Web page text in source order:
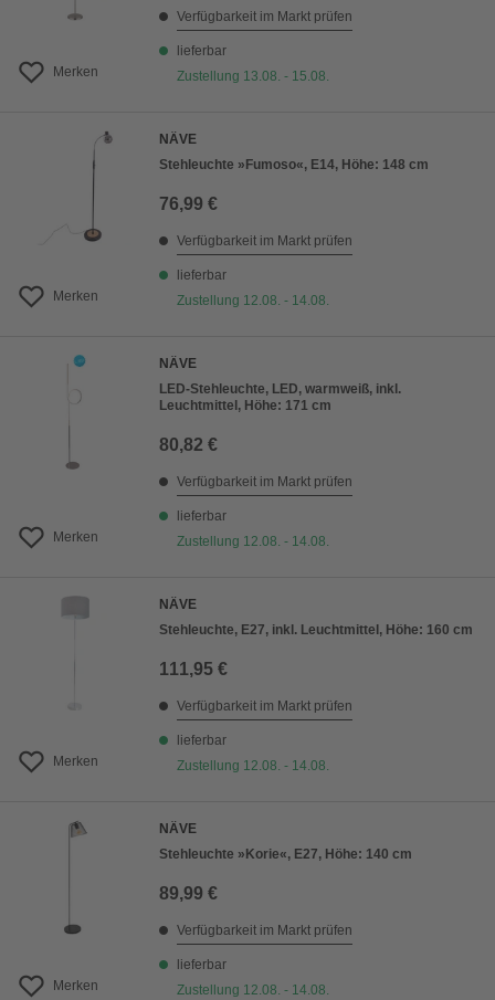
Merken
Verfügbarkeit im Markt prüfen
lieferbar
Zustellung 13.08. - 15.08.
Merken
NÄVE
Stehleuchte »Fumoso«, E14, Höhe: 148 cm
76,99 €
Verfügbarkeit im Markt prüfen
lieferbar
Zustellung 12.08. - 14.08.
Merken
NÄVE
LED-Stehleuchte, LED, warmweiß, inkl.
Leuchtmittel, Höhe: 171 cm
80,82 €
Verfügbarkeit im Markt prüfen
lieferbar
Zustellung 12.08. - 14.08.
Merken
NÄVE
Stehleuchte, E27, inkl. Leuchtmittel, Höhe: 160 cm
111,95 €
Verfügbarkeit im Markt prüfen
lieferbar
Zustellung 12.08. - 14.08.
Merken
NÄVE
Stehleuchte »Korie«, E27, Höhe: 140 cm
89,99 €
Verfügbarkeit im Markt prüfen
lieferbar
Zustellung 12.08. - 14.08.